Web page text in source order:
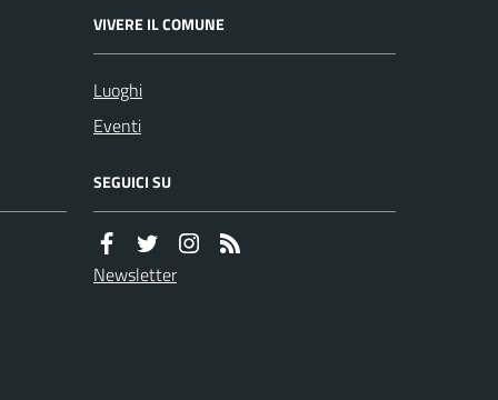
VIVERE IL COMUNE
Luoghi
Eventi
SEGUICI SU
Newsletter